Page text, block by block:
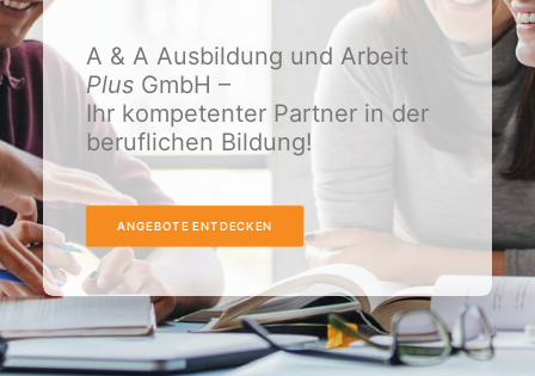
Kontakt
BEWERBEN
A & A Ausbildung und Arbeit
Plus GmbH –
Ihr kompetenter Partner in der
beruflichen Bildung!
ANGEBOTE ENTDECKEN